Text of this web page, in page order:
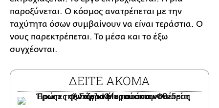
παροξύνεται. Ο κόσμος ανατρέπεται με την
ταχύτητα όσων συμβαίνουν να είναι τεράστια. Ο
νους παρεκτρέπεται. Το μέσα και το έξω
συγχέονται.
ΔΕΙΤΕ ΑΚΟΜΑ